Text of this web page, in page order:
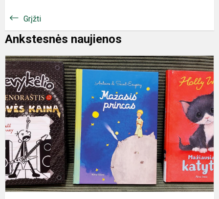
Grįžti
Ankstesnės naujienos